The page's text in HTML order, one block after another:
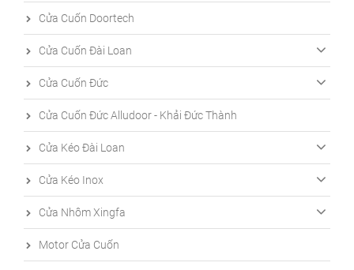
Cửa Cuốn Doortech
Cửa Cuốn Đài Loan
Cửa Cuốn Đức
Cửa Cuốn Đức Alludoor - Khải Đức Thành
Cửa Kéo Đài Loan
Cửa Kéo Inox
Cửa Nhôm Xingfa
Motor Cửa Cuốn